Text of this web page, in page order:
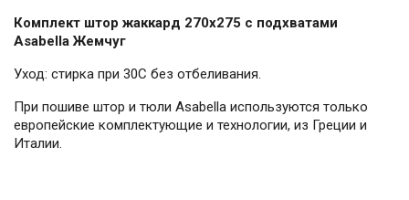
Комплект штор жаккард 270х275 с подхватами
Asabella Жемчуг
Уход: стирка при 30С без отбеливания.
При пошиве штор и тюли Asabella используются только
европейские комплектующие и технологии, из Греции и
Италии.